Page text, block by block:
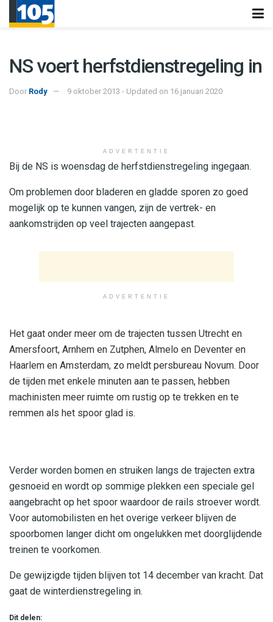
NS voert herfstdienstregeling in
Door Rody 9 oktober 2013 - Updated on 16 januari 2020
ADVERTENTIE
Bij de NS is woensdag de herfstdienstregeling ingegaan.
Om problemen door bladeren en gladde sporen zo goed
mogelijk op te kunnen vangen, zijn de vertrek- en
aankomstrijden op veel trajecten aangepast.
ADVERTENTIE
Het gaat onder meer om de trajecten tussen Utrecht en
Amersfoort, Arnhem en Zutphen, Almelo en Deventer en
Haarlem en Amsterdam, zo meldt persbureau Novum. Door
de tijden met enkele minuten aan te passen, hebben
machinisten meer ruimte om rustig op te trekken en te
remmen als het spoor glad is.
Verder worden bomen en struiken langs de trajecten extra
gesnoeid en wordt op sommige plekken een speciale gel
aangebracht op het spoor waardoor de rails stroever wordt.
Voor automobilisten en het overige verkeer blijven de
spoorbomen langer dicht om ongelukken met doorglijdende
treinen te voorkomen.
De gewijzigde tijden blijven tot 14 december van kracht. Dat
gaat de winterdienstregeling in.
Dit delen: